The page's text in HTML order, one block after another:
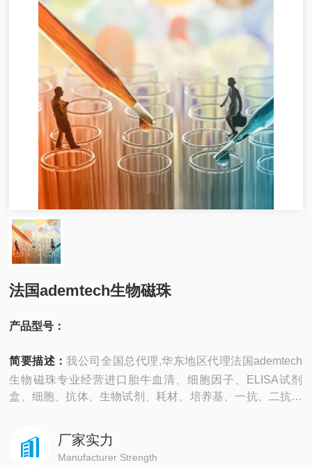
法国ademtech生物磁珠
产品型号：
简要描述：我公司全国总代理,华东地区代理法国ademtech
生物磁珠专业经营进口胎牛血清、细胞因子、ELISA试剂
盒、细胞、抗体、生物试剂、耗材、培养基、一抗、二抗、
厂家实力
Manufacturer Strength